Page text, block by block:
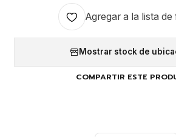
Agregar a la lista de
Mostrar stock de
COMPARTIR ESTE